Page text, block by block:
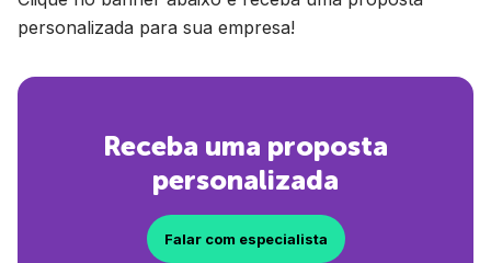
personalizada para sua empresa!
Receba uma proposta
personalizada
Falar com especialista